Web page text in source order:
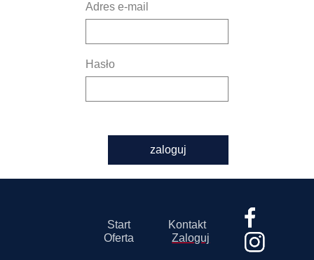
Adres e-mail
Hasło
zaloguj
Start
Kontakt
Oferta
Zaloguj